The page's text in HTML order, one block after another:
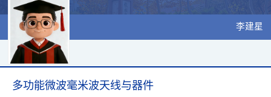
李建星
多功能微波毫米波天线与器件